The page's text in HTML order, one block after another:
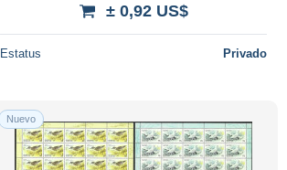
± 0,92 US$
Estatus Privado
Nuevo